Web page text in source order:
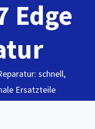
Edge
schnell,
Ersatzteile